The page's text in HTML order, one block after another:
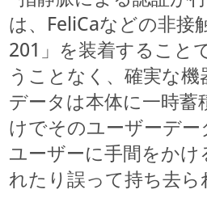
は、FeliCaなどの非接
201」を装着すること
うことなく、確実な
データは本体に一時
けでそのユーザーデ
ユーザーに手間をか
れたり誤って持ち去